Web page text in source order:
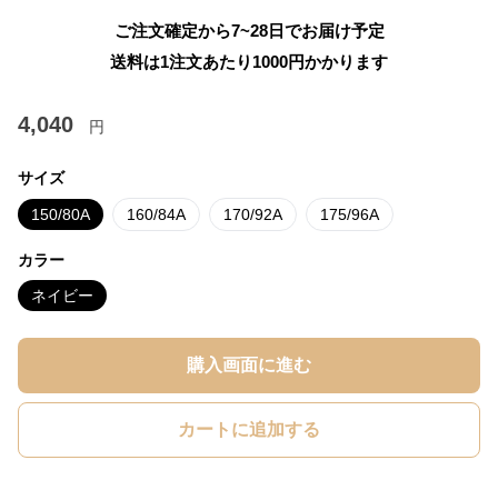
ご注文確定から7~28日でお届け予定
送料は1注文あたり 1000円かかります
4,040 円
サイズ
150/80A 160/84A 170/92A 175/96A
カラー
ネイビー
購入画面に進む
カートに追加する